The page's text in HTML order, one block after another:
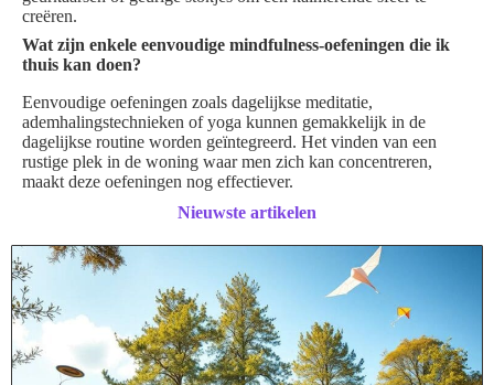
creëren.
Wat zijn enkele eenvoudige mindfulness-oefeningen die ik
thuis kan doen?
Eenvoudige oefeningen zoals dagelijkse meditatie,
ademhalingstechnieken of yoga kunnen gemakkelijk in de
dagelijkse routine worden geïntegreerd. Het vinden van een
rustige plek in de woning waar men zich kan concentreren,
maakt deze oefeningen nog effectiever.
Nieuwste artikelen